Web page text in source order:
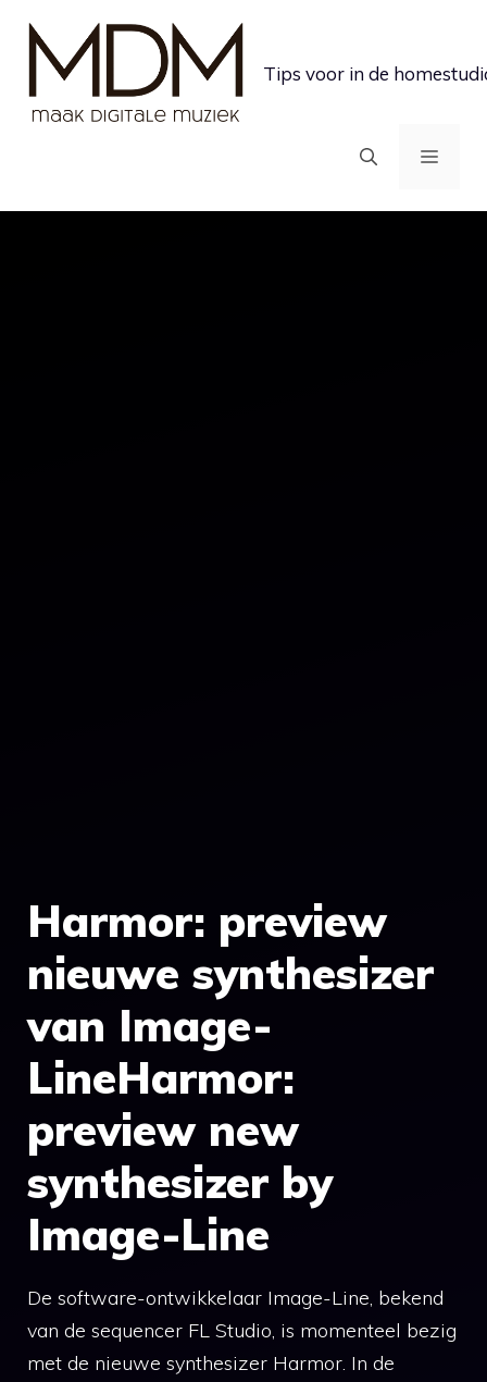
inhoud
Tips voor in de
MENU
Harmor: preview
nieuwe synthesizer
van Image-
LineHarmor:
preview new
synthesizer by
Image-Line
De software-ontwikkelaar Image-Line, bekend
van de sequencer FL Studio, is momenteel bezig
met de nieuwe synthesizer Harmor. In de